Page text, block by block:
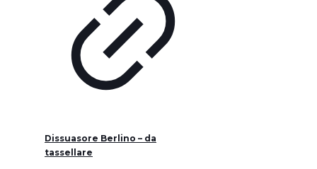
Dissuasore Berlino – da
tassellare